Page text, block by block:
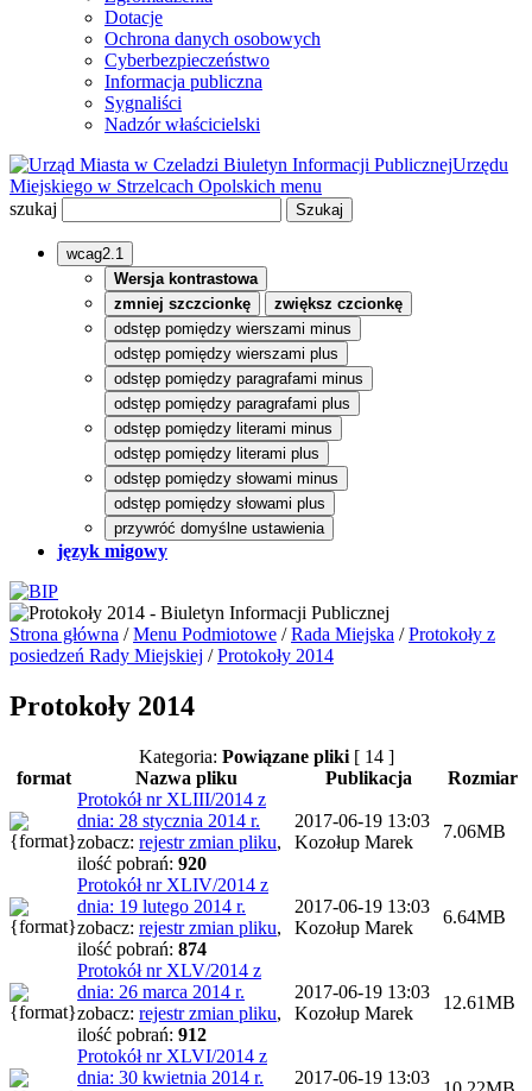
Dotacje
Ochrona danych osobowych
Cyberbezpieczeństwo
Informacja publiczna
Sygnaliści
Nadzór właścicielski
Biuletyn Informacji PublicznejUrzędu
Miejskiego w Strzelcach Opolskich menu
szukaj
wcag2.1
Wersja kontrastowa
zmniej szczcionkę
zwiększ czcionkę
odstęp pomiędzy wierszami minus
odstęp pomiędzy wierszami plus
odstęp pomiędzy paragrafami minus
odstęp pomiędzy paragrafami plus
odstęp pomiędzy literami minus
odstęp pomiędzy literami plus
odstęp pomiędzy słowami minus
odstęp pomiędzy słowami plus
przywróć domyślne ustawienia
język migowy
Strona główna /Menu Podmiotowe /Rada Miejska /Protokoły z
posiedzeń Rady Miejskiej /Protokoły 2014
Protokoły 2014
Kategoria: Powiązane pliki[ 14 ]
format
Nazwa pliku Publikacja
Rozmiar
Protokół nr XLIII/2014 z
dnia: 28 stycznia 2014 r.
zobacz: rejestr zmian pliku,
ilość pobrań: 920
2017-06-19 13:03
Kozołup Marek
7.06MB
Protokół nr XLIV/2014 z
dnia: 19 lutego 2014 r.
zobacz: rejestr zmian pliku,
ilość pobrań: 874
2017-06-19 13:03
Kozołup Marek
6.64MB
Protokół nr XLV/2014 z
dnia: 26 marca 2014 r.
zobacz: rejestr zmian pliku,
ilość pobrań: 912
2017-06-19 13:03
Kozołup Marek
12.61MB
Protokół nr XLVI/2014 z
dnia: 30 kwietnia 2014 r.
2017-06-19 13:03